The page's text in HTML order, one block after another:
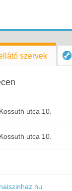
szervek
utca 10.
utca 10.